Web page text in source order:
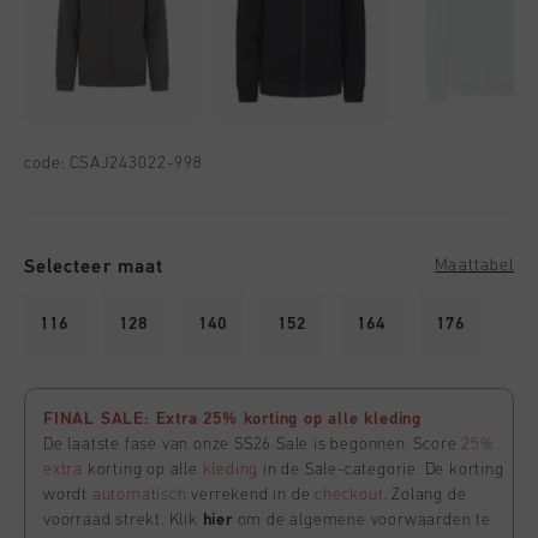
code: CSAJ243022-998
Selecteer maat Maattabel
116 128 140 152 164 176
FINAL SALE: Extra 25% korting op alle kleding
De laatste fase van onze SS26 Sale is begonnen. Score 25%
extra korting op alle kleding in de Sale-categorie. De korting
wordt automatisch verrekend in decheckout . Zolang de
voorraad strekt. Klik hier om de algemene voorwaarden te